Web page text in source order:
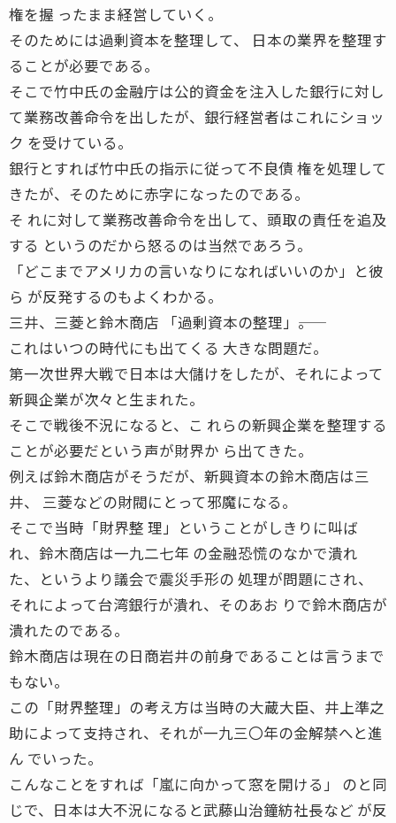
権を握 ったまま経営していく。
そのためには過剰資本を整理して、 日本の業界を整理す
ることが必要である。
そこで竹中氏の金融庁は公的資金を注入した銀行に対し
て業務改善命令を出したが、銀行経営者はこれにショッ
ク を受けている。
銀行とすれば竹中氏の指示に従って不良債 権を処理して
きたが、そのために赤字になったのである。
そ れに対して業務改善命令を出して、頭取の責任を追及
する というのだから怒るのは当然であろう。
「どこまでアメリカの言いなりになればいいのか」と彼
ら が反発するのもよくわかる。
三井、三菱と鈴木商店 「過剰資本の整理」――。
これはいつの時代にも出てくる 大きな問題だ。
第一次世界大戦で日本は大儲けをしたが、それによって
新興企業が次々と生まれた。
そこで戦後不況になると、こ れらの新興企業を整理する
ことが必要だという声が財界か ら出てきた。
例えば鈴木商店がそうだが、新興資本の鈴木商店は三
井、 三菱などの財閥にとって邪魔になる。
そこで当時「財界整 理」ということがしきりに叫ば
れ、鈴木商店は一九二七年 の金融恐慌のなかで潰れ
た、というより議会で震災手形の 処理が問題にされ、
それによって台湾銀行が潰れ、そのあお りで鈴木商店が
潰れたのである。
鈴木商店は現在の日商岩井の前身であることは言うまで
もない。
この「財界整理」の考え方は当時の大蔵大臣、井上準之
助によって支持され、それが一九三〇年の金解禁へと進
ん でいった。
こんなことをすれば「嵐に向かって窓を開ける」 のと同
じで、日本は大不況になると武藤山治鐘紡社長など が反